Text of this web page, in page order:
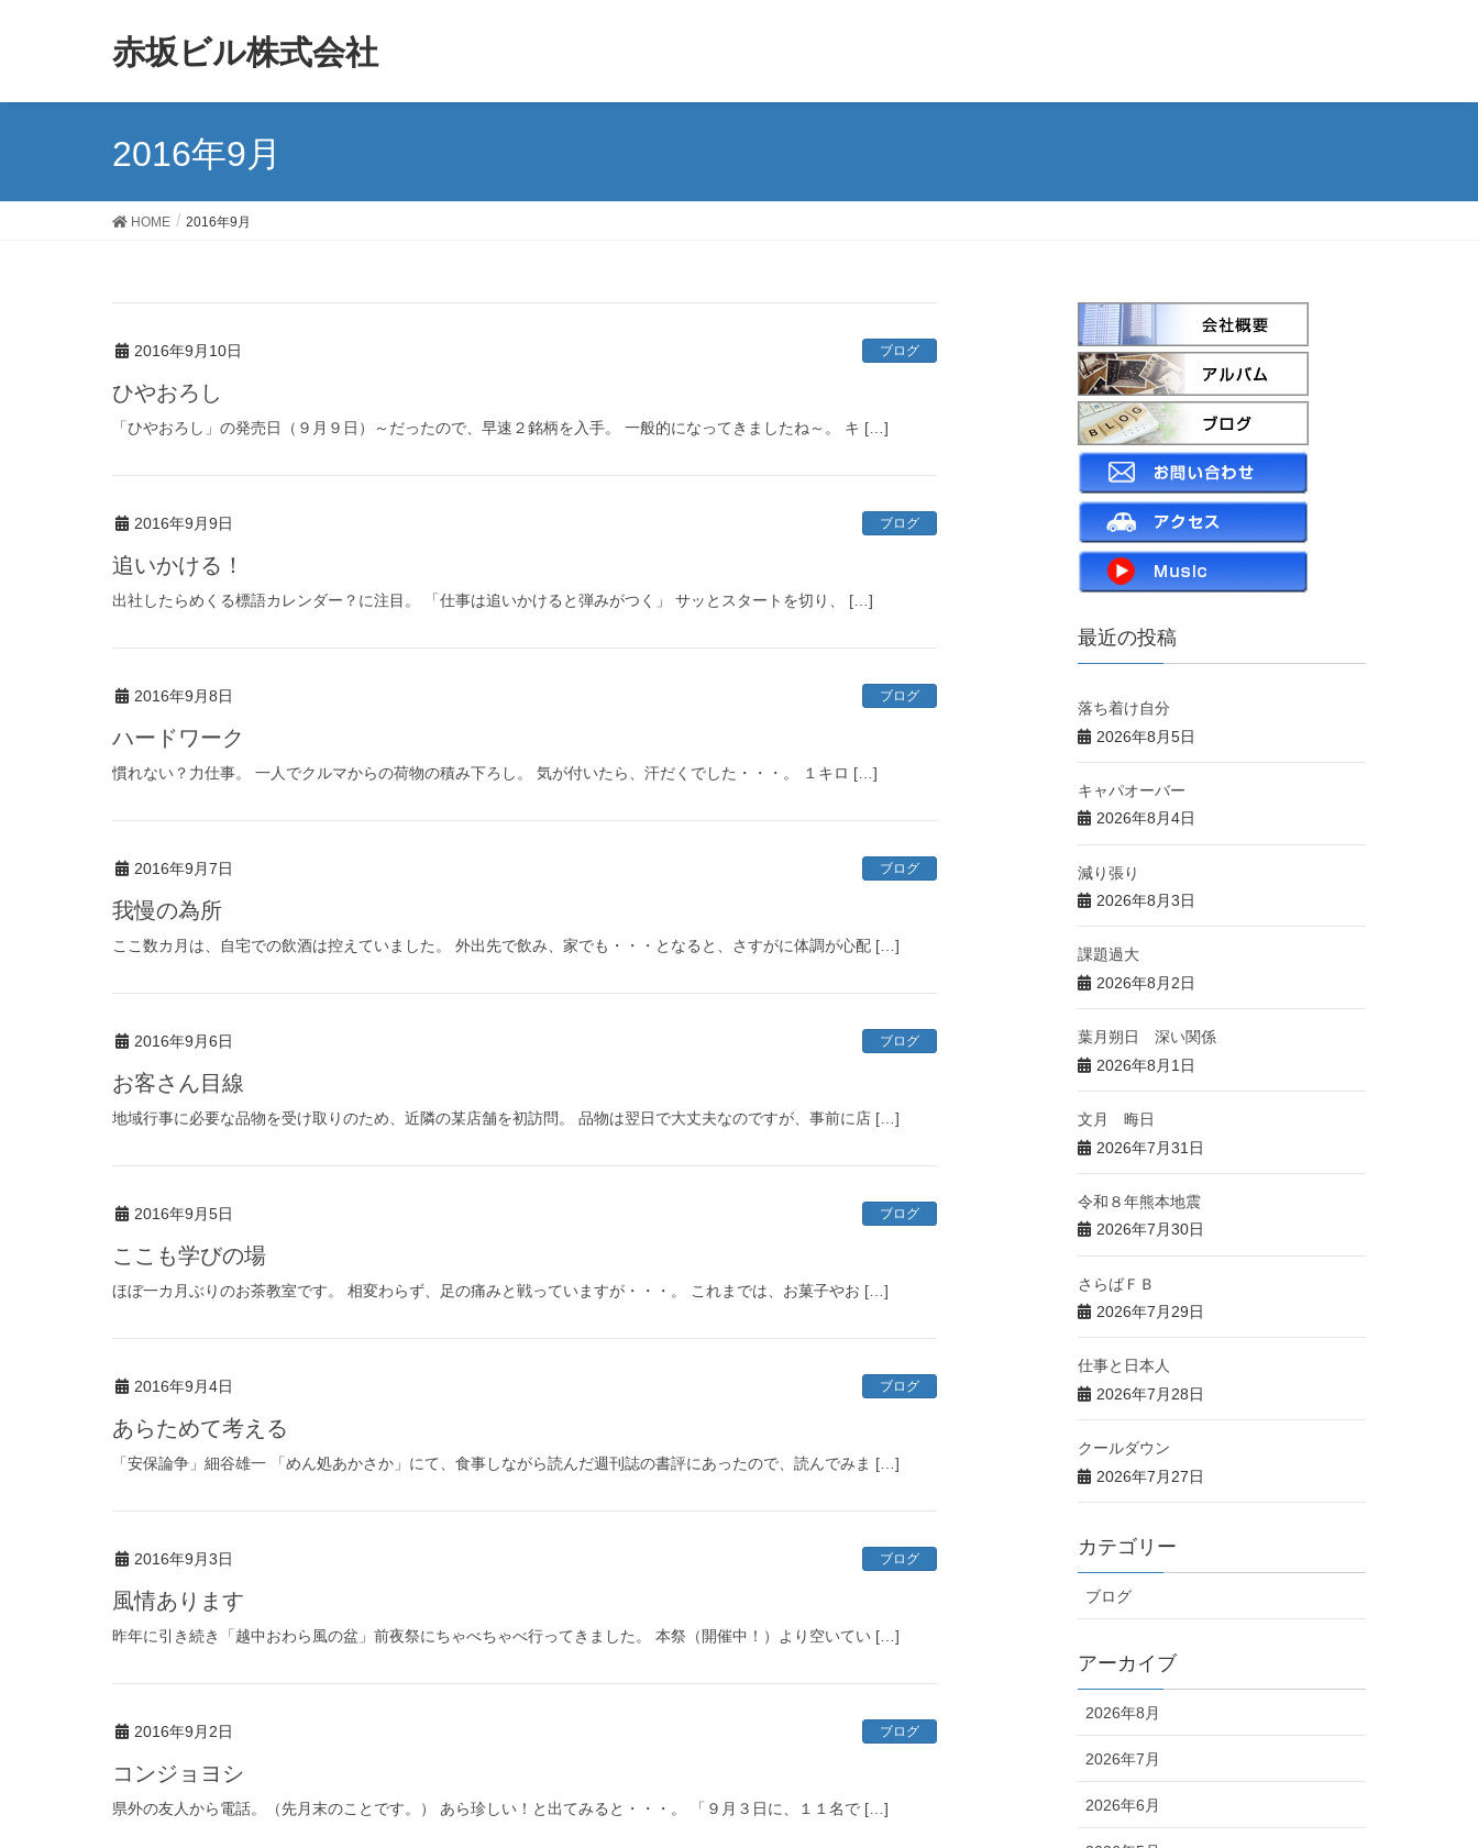
赤坂ビル株式会社
2016年9月
HOME 2016年9月
2016年9月10日 ブログ
ひやおろし
「ひやおろし」の発売日（９月９日）～だったので、早速２銘柄を入手。 一般的になってきましたね～。 キ […]
2016年9月9日 ブログ
追いかける！
出社したらめくる標語カレンダー？に注目。 「仕事は追いかけると弾みがつく」 サッとスタートを切り、 […]
2016年9月8日 ブログ
ハードワーク
慣れない？力仕事。 一人でクルマからの荷物の積み下ろし。 気が付いたら、汗だくでした・・・。 １キロ […]
2016年9月7日 ブログ
我慢の為所
ここ数カ月は、自宅での飲酒は控えていました。 外出先で飲み、家でも・・・となると、さすがに体調が心配 […]
2016年9月6日 ブログ
お客さん目線
地域行事に必要な品物を受け取りのため、近隣の某店舗を初訪問。 品物は翌日で大丈夫なのですが、事前に店 […]
2016年9月5日 ブログ
ここも学びの場
ほぼ一カ月ぶりのお茶教室です。 相変わらず、足の痛みと戦っていますが・・・。 これまでは、お菓子やお […]
2016年9月4日 ブログ
あらためて考える
「安保論争」細谷雄一 「めん処あかさか」にて、食事しながら読んだ週刊誌の書評にあったので、読んでみま […]
2016年9月3日 ブログ
風情あります
昨年に引き続き「越中おわら風の盆」前夜祭にちゃべちゃべ行ってきました。 本祭（開催中！）より空いてい […]
2016年9月2日 ブログ
コンジョヨシ
県外の友人から電話。（先月末のことです。） あら珍しい！と出てみると・・・。 「９月３日に、１１名で […]
最近の投稿
落ち着け自分
2026年8月5日
キャパオーバー
2026年8月4日
減り張り
2026年8月3日
課題過大
2026年8月2日
葉月朔日 深い関係
2026年8月1日
文月 晦日
2026年7月31日
令和８年熊本地震
2026年7月30日
さらばＦＢ
2026年7月29日
仕事と日本人
2026年7月28日
クールダウン
2026年7月27日
カテゴリー
ブログ
アーカイブ
2026年8月
2026年7月
2026年6月